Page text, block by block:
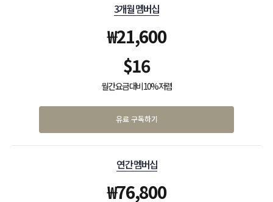
3개월 멤버십
₩21,600
$16
월간 요금 대비 10% 저렴
유료 구독하기
연간 멤버십
₩76,800